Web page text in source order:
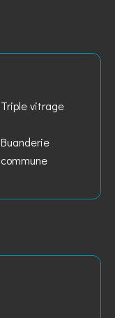
Triple vitrage
Buanderie
commune